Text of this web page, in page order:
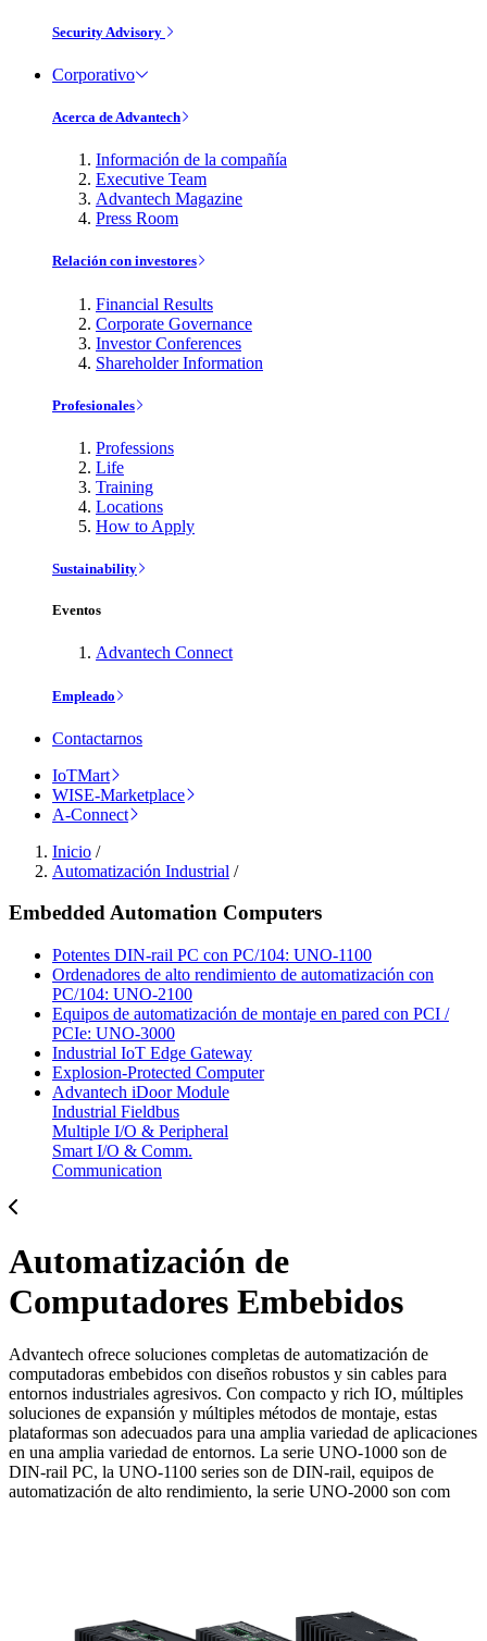
Security Advisory
Corporativo
Acerca de Advantech
Información de la compañía
Executive Team
Advantech Magazine
Press Room
Relación con investores
Financial Results
Corporate Governance
Investor Conferences
Shareholder Information
Profesionales
Professions
Life
Training
Locations
How to Apply
Sustainability
Eventos
Advantech Connect
Empleado
Contactarnos
IoTMart
WISE-Marketplace
A-Connect
Inicio /
Automatización Industrial /
Embedded Automation Computers
Potentes DIN-rail PC con PC/104: UNO-1100
Ordenadores de alto rendimiento de automatización con
PC/104: UNO-2100
Equipos de automatización de montaje en pared con PCI /
PCIe: UNO-3000
Industrial IoT Edge Gateway
Explosion-Protected Computer
Advantech iDoor Module
Industrial Fieldbus
Multiple I/O & Peripheral
Smart I/O & Comm.
Communication
Automatización de
Computadores Embebidos
Advantech ofrece soluciones completas de automatización de
computadoras embebidos con diseños robustos y sin cables para
entornos industriales agresivos. Con compacto y rich IO, múltiples
soluciones de expansión y múltiples métodos de montaje, estas
plataformas son adecuados para una amplia variedad de aplicaciones
en una amplia variedad de entornos. La serie UNO-1000 son de
DIN-rail PC, la UNO-1100 series son de DIN-rail, equipos de
automatización de alto rendimiento, la serie UNO-2000 son com